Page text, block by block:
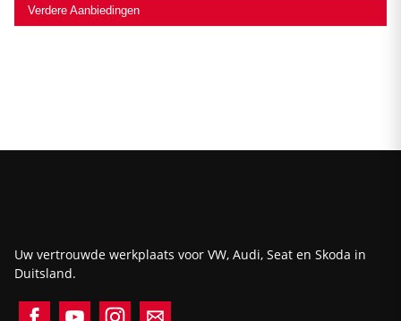
Verdere Aanbiedingen
Uw vertrouwde werkplaats voor VW, Audi, Seat en Skoda in
Duitsland.